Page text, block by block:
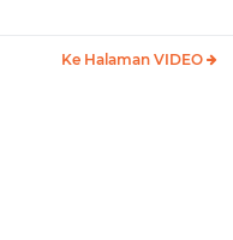
Ke Halaman VIDEO